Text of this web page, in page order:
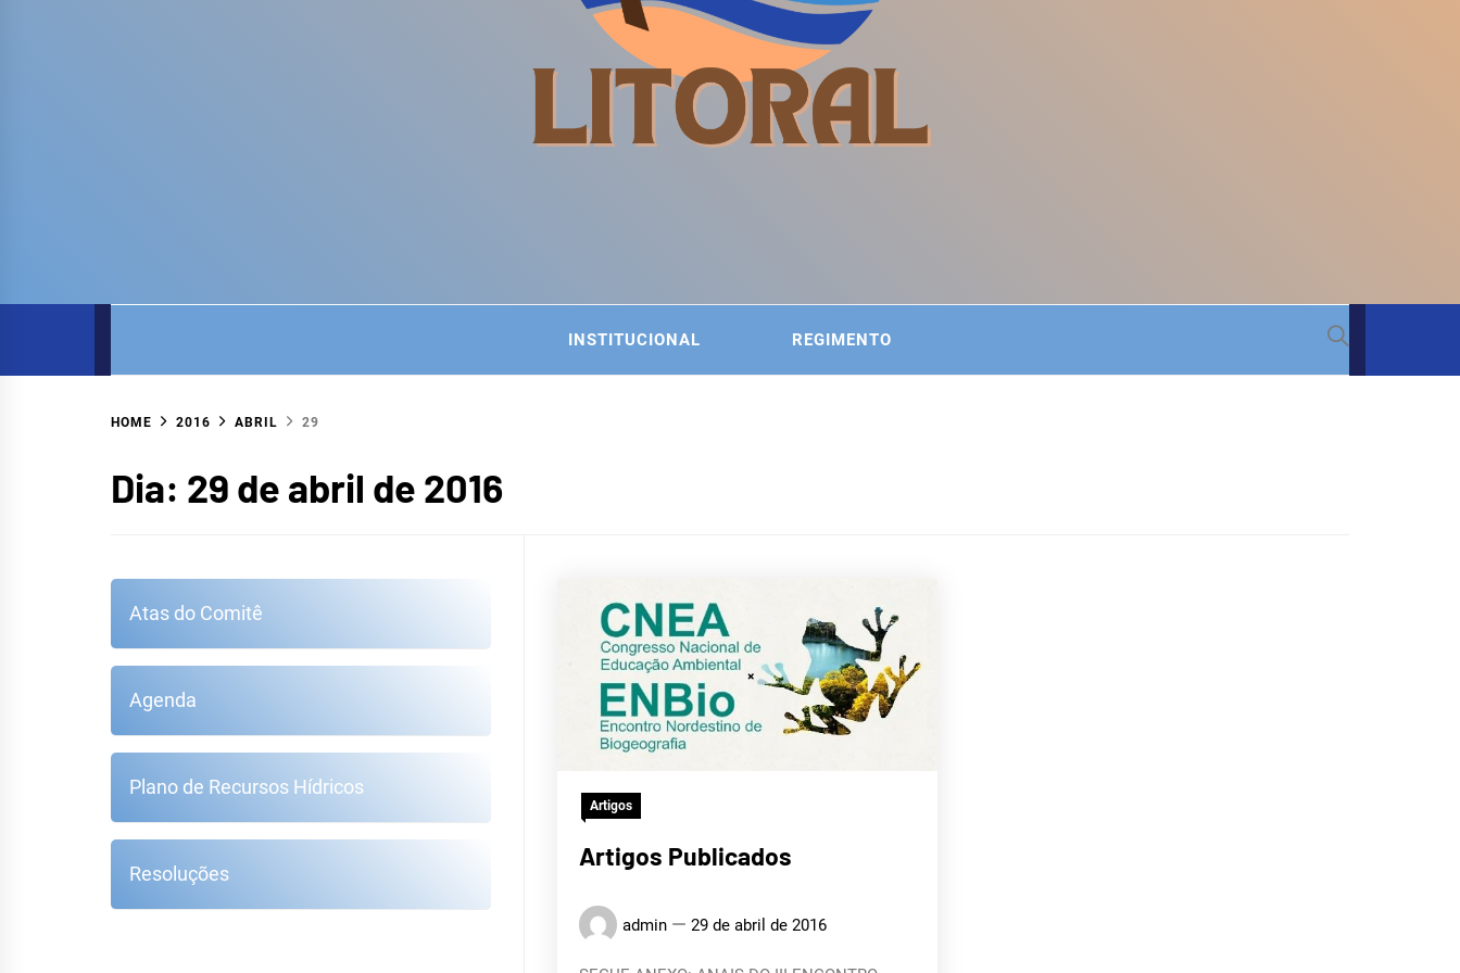
COMITÊ DA BACIA
HIDROGRÁFICA DO
LITORAL
INSTITUCIONAL REGIMENTO
HOME 2016 ABRIL 29
Dia: 29 de abril de 2016
Artigos
Artigos Publicados
admin 29 de abril de 2016
Atas do Comitê
Agenda
Plano de Recursos Hídricos
Resoluções